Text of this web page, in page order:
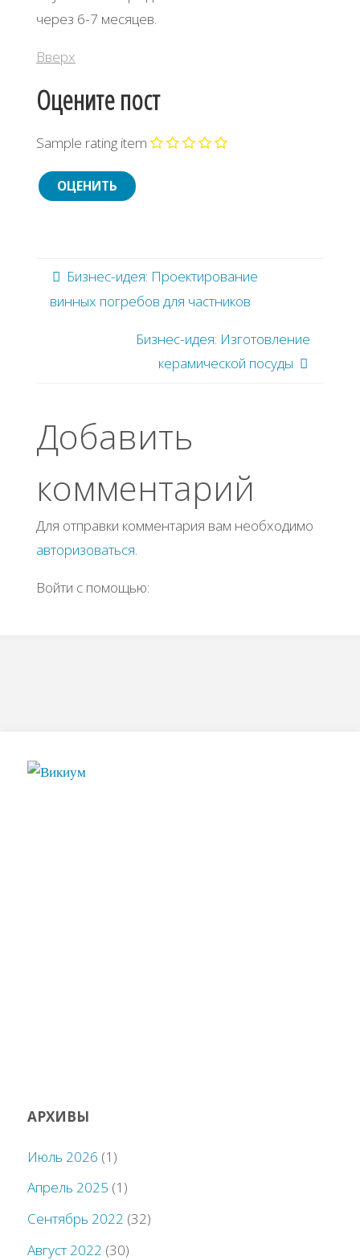
через 6-7 месяцев.
Вверх
Оцените пост
Sample rating item
Бизнес-идея: Проектирование
винных погребов для частников
Бизнес-идея: Изготовление
керамической посуды
Добавить
комментарий
Для отправки комментария вам необходимо
авторизоваться.
Войти с помощью:
АРХИВЫ
Июль 2026 (1)
Апрель 2025 (1)
Сентябрь 2022 (32)
Август 2022 (30)